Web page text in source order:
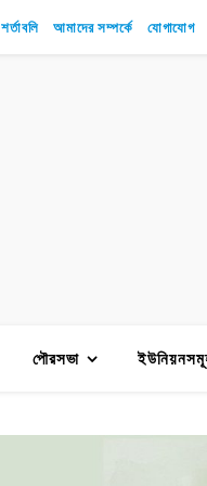
শর্তাবলি আমাদের সম্পর্কে যোগাযোগ
পৌরসভা